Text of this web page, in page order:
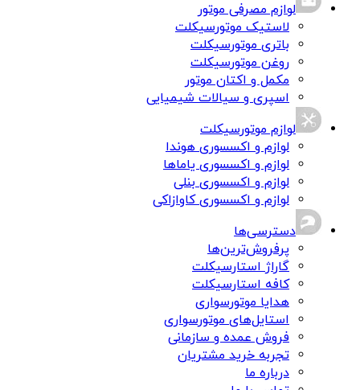
لوازم مصرفی موتور
لاستیک موتورسیکلت
باتری موتورسیکلت
روغن موتورسیکلت
مکمل و اکتان موتور
اسپری و سیالات شیمیایی
لوازم موتورسیکلت
لوازم و اکسسوری هوندا
لوازم و اکسسوری یاماها
لوازم و اکسسوری بنلی
لوازم و اکسسوری کاوازاکی
دسترسی‌ها
پرفروش‌ترین‌ها
گاراژ استارسیکلت
کافه استارسیکلت
هدایا موتورسواری
استایل‌های موتورسواری
فروش عمده و سازمانی
تجربه خرید مشتریان
درباره ما